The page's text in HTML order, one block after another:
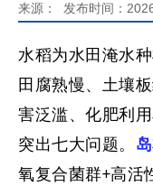
来源： 发布时间：
水稻为水田淹水
田腐熟慢、土壤
害泛滥、化肥利
突出七大问题。
氧复合菌群+高活